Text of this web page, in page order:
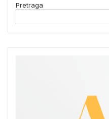
Pretraga